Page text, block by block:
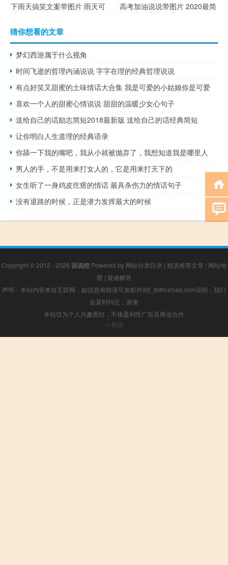
下雨天搞笑文案带图片 雨天可
以发的幽默句子
高考加油说说带图片 2020最简
单励志的高考文案
猜你想看的文章
梦幻西游属于什么视角
时间飞逝的哲理内涵说说 字字在理的经典哲理说说
有点好笑又甜蜜的土味情话大合集 我是可爱的小姑娘你是可爱
喜欢一个人的甜蜜心情说说 甜甜的温暖少女心句子
送给自己的话励志简短2018最新版 送给自己的话经典简短
让你明白人生道理的经典语录
你舔一下我的嘴吧，我从小就被抛弃了，我想知道我是哪里人
男人的手，不是用来打女人的，它是用来打天下的
女生听了一身鸡皮疙瘩的情话 最具杀伤力的情话句子
没有退路的时候，正是潜力发挥最大的时候
Copyright © 2012 - 2026 说说控 Powered by 网站分类目录 | 精选推荐文章 | 网站地
图 | 疑难解答
声明：本站内容来自互联网，如信息有错误可发邮件到f_fb#foxmail.com说明，我们
会及时纠正，谢谢
本站仅为个人兴趣爱好，不接盈利性广告及商业合作
小男孩